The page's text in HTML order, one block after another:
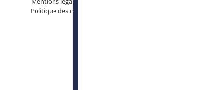
Politique des cookies